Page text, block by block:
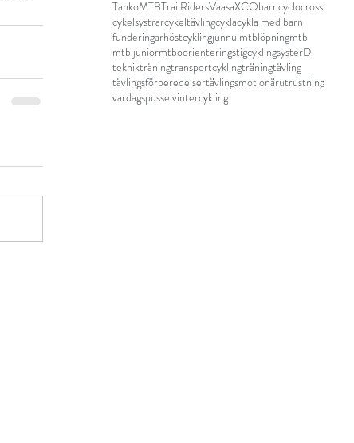
TahkoMTBTrailRidersVaasaXCObarncyclocross
cykelsystrarcykeltävlingcyklacykla med barn
funderingarhöstcyklingjunnu mtblöpningmtb
mtb juniormtboorienteringstigcyklingsysterD
teknikträningtransportcyklingträningtävling
tävlingsförberedelsertävlingsmotionärutrustning
vardagspusselvintercykling